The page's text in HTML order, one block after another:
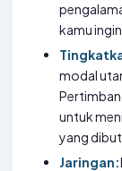
kamu
modal
untuk
yang
Jaringan: